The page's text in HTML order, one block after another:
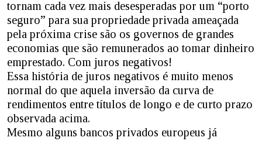
tornam cada vez mais desesperadas por um “porto
seguro” para sua propriedade privada ameaçada
pela próxima crise são os governos de grandes
economias que são remunerados ao tomar dinheiro
emprestado. Com juros negativos!
Essa história de juros negativos é muito menos
normal do que aquela inversão da curva de
rendimentos entre títulos de longo e de curto prazo
observada acima.
Mesmo alguns bancos privados europeus já